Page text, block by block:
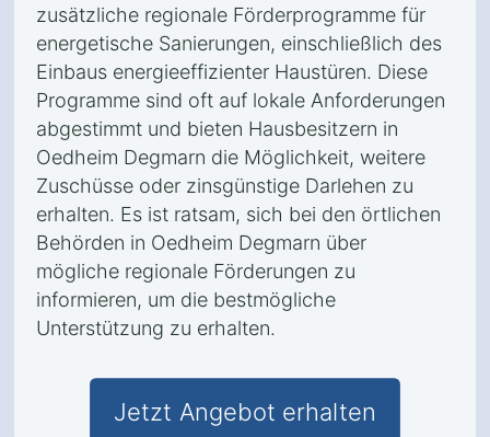
zusätzliche regionale Förderprogramme für
energetische Sanierungen, einschließlich des
Einbaus energieeffizienter Haustüren. Diese
Programme sind oft auf lokale Anforderungen
abgestimmt und bieten Hausbesitzern in
Oedheim Degmarn die Möglichkeit, weitere
Zuschüsse oder zinsgünstige Darlehen zu
erhalten. Es ist ratsam, sich bei den örtlichen
Behörden in Oedheim Degmarn über
mögliche regionale Förderungen zu
informieren, um die bestmögliche
Unterstützung zu erhalten.
Jetzt Angebot erhalten